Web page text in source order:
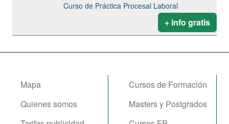
Curso de Práctica Procesal Laboral
+ info gratis
Mapa
Quienes somos
Cursos de Formación
Masters y Postgrados